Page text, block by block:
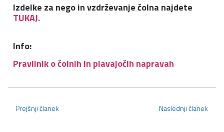
Izdelke za nego in vzdrževanje čolna najdete
TUKAJ.
Info:
Pravilnik o čolnih in plavajočih napravah
Prejšnji članek Naslednji članek